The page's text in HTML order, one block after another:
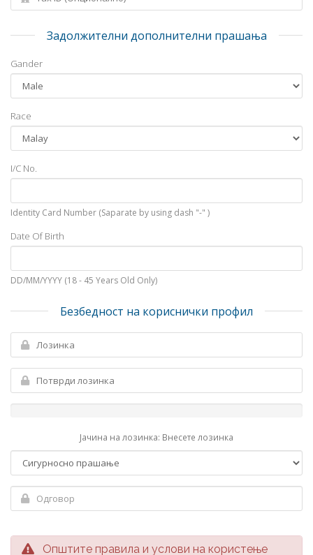
Задолжителни дополнителни прашања
Gander
Race
I/C No.
Identity Card Number (Saparate by using dash "-" )
Date Of Birth
DD/MM/YYYY (18 - 45 Years Old Only)
Безбедност на кориснички профил
Јачина на лозинка: Внесете лозинка
Општите правила и услови на користење